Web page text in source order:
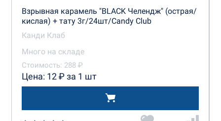
Взрывная карамель "BLACK Челендж" (острая/
кислая) + тату 3г/24шт/Candy Club
Канди Клаб
Много на складе
Стоимость: 288 ₽
Цена: 12 ₽ за 1 шт